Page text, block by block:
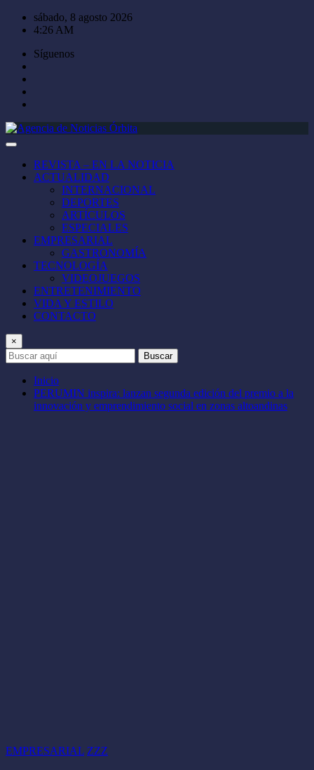
Saltar
sábado, 8 agosto 2026
4:26 AM
Síguenos
REVISTA – EN LA NOTICIA
ACTUALIDAD
INTERNACIONAL
DEPORTES
ARTÍCULOS
ESPECIALES
EMPRESARIAL
GASTRONOMÍA
TECNOLOGÍA
VIDEOJUEGOS
ENTRETENIMIENTO
VIDA Y ESTILO
CONTACTO
×
Buscar
Inicio
PERUMIN inspira: lanzan segunda edición del premio a la
innovación y emprendimiento social en zonas altoandinas
EMPRESARIAL ZZZ